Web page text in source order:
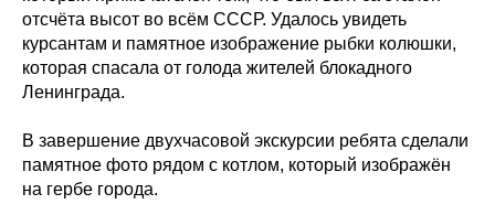
отсчёта высот во всём СССР. Удалось увидеть
курсантам и памятное изображение рыбки колюшки,
которая спасала от голода жителей блокадного
Ленинграда.
В завершение двухчасовой экскурсии ребята сделали
памятное фото рядом с котлом, который изображён
на гербе города.